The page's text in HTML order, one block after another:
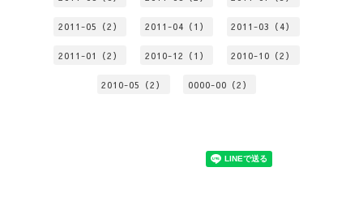
2011-05（2） 2011-04（1） 2011-03（4）
2011-01（2） 2010-12（1） 2010-10（2）
2010-05（2） 0000-00（2）